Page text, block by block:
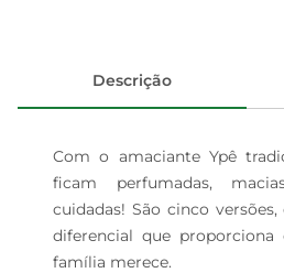
Descrição
Com o amaciante Ypê
ficam perfumadas,
cuidadas! São cinco
diferencial que
família merece.